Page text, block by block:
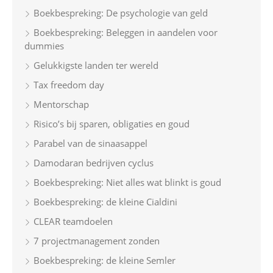
f
o
r
:
Boekbespreking: De psychologie van geld
Boekbespreking: Beleggen in aandelen voor
dummies
Gelukkigste landen ter wereld
Tax freedom day
Mentorschap
Risico’s bij sparen, obligaties en goud
Parabel van de sinaasappel
Damodaran bedrijven cyclus
Boekbespreking: Niet alles wat blinkt is goud
Boekbespreking: de kleine Cialdini
CLEAR teamdoelen
7 projectmanagement zonden
Boekbespreking: de kleine Semler